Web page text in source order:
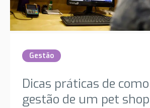
Gestão
Dicas práticas de
gestão de um pet